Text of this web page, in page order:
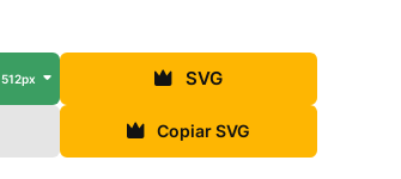
512px SVG
Copiar SVG